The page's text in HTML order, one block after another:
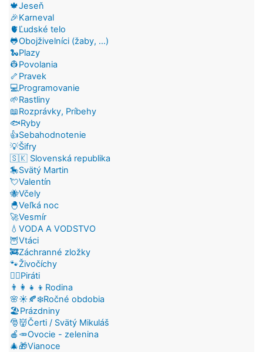
🍁Jeseň
🎉Karneval
🫀Ľudské telo
🐸Obojživelníci (žaby, ...)
🐍Plazy
👷Povolania
🦴Pravek
💻Programovanie
🌱Rastliny
📖Rozprávky, Príbehy
🐟Ryby
👍Sebahodnotenie
💡Šifry
🇸🇰 Slovenská republika
🎠Svätý Martin
💘Valentín
🐝Včely
🐣Veľká noc
🚀Vesmír
💧VODA A VODSTVO
🦉Vtáci
🚒Záchranné zložky
🐾Živočíchy
🏴‍☠️Piráti
👨‍👩‍👧‍👦Rodina
🌸☀️🍂❄️Ročné obdobia
🏖️Prázdniny
🎅👹Čerti / Svätý Mikuláš
🍎🥕Ovocie - zelenina
🎄🎁Vianoce